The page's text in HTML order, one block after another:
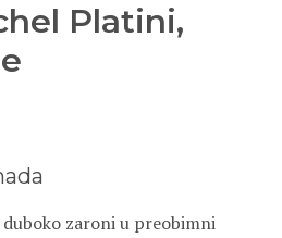
Platini,
duboko zaroni u preobimni